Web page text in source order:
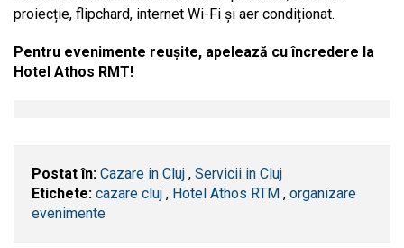
proiecție, flipchard, internet Wi-Fi și aer condiționat.
Pentru evenimente reușite, apelează cu încredere la
Hotel Athos RMT!
Postat în: Cazare in Cluj , Servicii in Cluj
Etichete: cazare cluj , Hotel Athos RTM , organizare
evenimente